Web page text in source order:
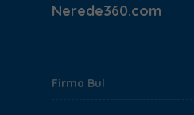
Nerede360.com
Firma Bul